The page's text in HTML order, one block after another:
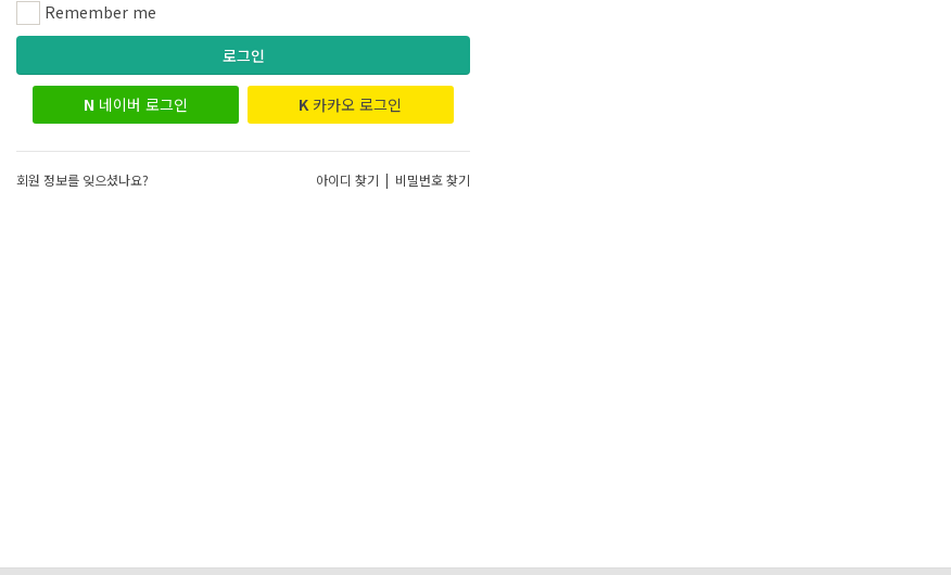
Remember me
로그인
N 네이버 로그인 K 카카오 로그인
회원 정보를 잊으셨나요? 아이디 찾기 | 비밀번호 찾기